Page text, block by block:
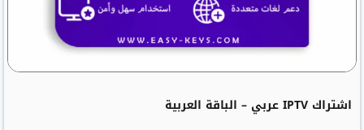
اشتراك IPTV عربي – الباقة العربية